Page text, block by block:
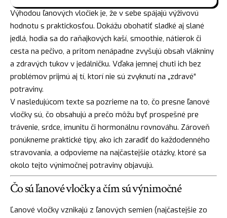
Výhodou ľanových vločiek je, že v sebe spájajú výživovú
hodnotu s praktickosťou. Dokážu obohatiť sladké aj slané
jedlá, hodia sa do raňajkových kaší, smoothie, nátierok či
cesta na pečivo, a pritom nenápadne zvyšujú obsah vlákniny
a zdravých tukov v jedálničku. Vďaka jemnej chuti ich bez
problémov prijmú aj tí, ktorí nie sú zvyknutí na „zdravé“
potraviny.
V nasledujúcom texte sa pozrieme na to, čo presne ľanové
vločky sú, čo obsahujú a prečo môžu byť prospešné pre
trávenie, srdce, imunitu či hormonálnu rovnováhu. Zároveň
ponúkneme praktické tipy, ako ich zaradiť do každodenného
stravovania, a odpovieme na najčastejšie otázky, ktoré sa
okolo tejto výnimočnej potraviny objavujú.
Čo sú ľanové vločky a čím sú výnimočné
Ľanové vločky vznikajú z ľanových semien (najčastejšie zo